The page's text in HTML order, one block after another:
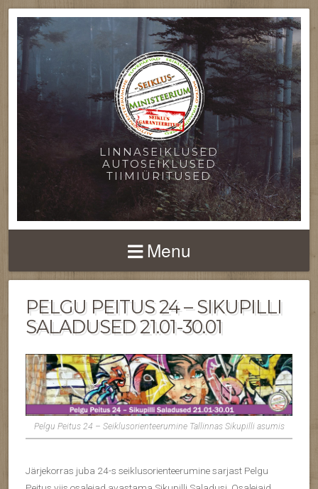
LINNASEIKLUSED
AUTOSEIKLUSED
TIIMIÜRITUSED
Menu
PELGU PEITUS 24 – SIKUPILLI
SALADUSED 21.01-30.01
Pelgu Peitus 24 – Seiklusorienteerumine Tallinnas Sikupilli asumis
Järjekorras juba 24-s seiklusorienteerumine sarjast Pelgu